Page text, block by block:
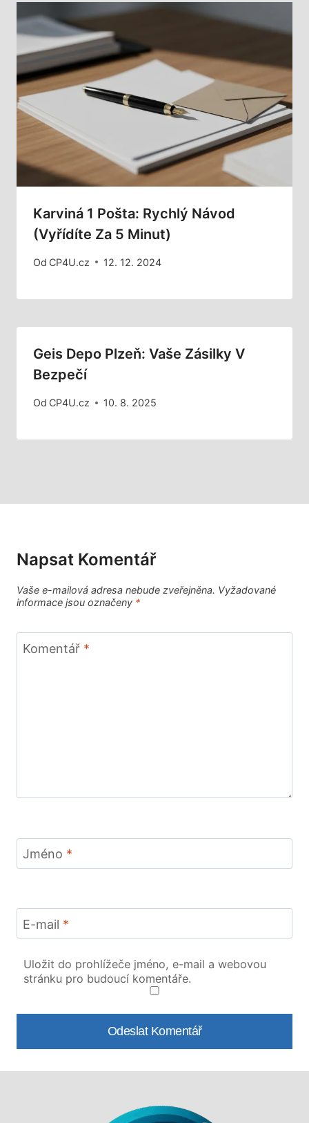
Karviná 1 Pošta: Rychlý Návod
(vyřídíte Za 5 Minut)
Od CP4U.cz 12. 12. 2024
Geis Depo Plzeň: Vaše Zásilky V
Bezpečí
Od CP4U.cz 10. 8. 2025
Napsat Komentář
Vaše e-mailová adresa nebude zveřejněna. Vyžadované
informace jsou označeny *
Komentář *
Jméno *
E-mail *
Uložit do prohlížeče jméno, e-mail a webovou
stránku pro budoucí komentáře.